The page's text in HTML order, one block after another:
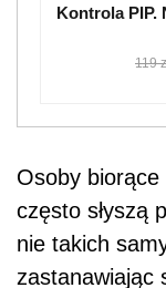
Kontrola PIP.
119
Osoby biorące
często słyszą
nie takich
zastanawiając